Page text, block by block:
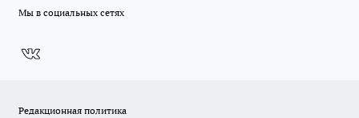
Мы в социальных сетях
Редакционная политика